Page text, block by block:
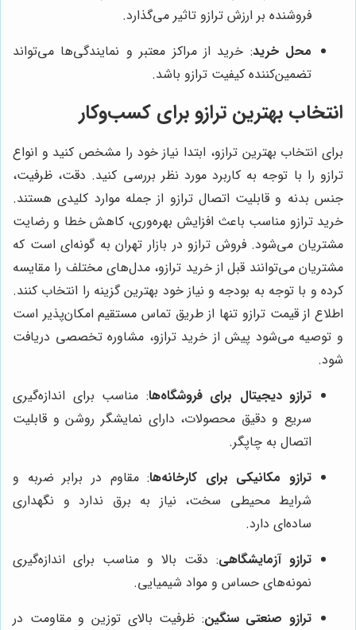
فروشنده بر ارزش ترازو تاثیر می‌گذارد.
محل خرید: خرید از مراکز معتبر و نمایندگی‌ها می‌تواند
تضمین‌کننده کیفیت ترازو باشد.
انتخاب بهترین ترازو برای کسب‌وکار
برای انتخاب بهترین ترازو، ابتدا نیاز خود را مشخص کنید و انواع
ترازو را با توجه به کاربرد مورد نظر بررسی کنید. دقت، ظرفیت،
جنس بدنه و قابلیت اتصال ترازو از جمله موارد کلیدی هستند.
خرید ترازو مناسب باعث افزایش بهره‌وری، کاهش خطا و رضایت
مشتریان می‌شود. فروش ترازو در بازار تهران به گونه‌ای است که
مشتریان می‌توانند قبل از خرید ترازو، مدل‌های مختلف را مقایسه
کرده و با توجه به بودجه و نیاز خود بهترین گزینه را انتخاب کنند.
اطلاع از قیمت ترازو تنها از طریق تماس مستقیم امکان‌پذیر است
و توصیه می‌شود پیش از خرید ترازو، مشاوره تخصصی دریافت
شود.
ترازو دیجیتال برای فروشگاه‌ها: مناسب برای اندازه‌گیری
سریع و دقیق محصولات، دارای نمایشگر روشن و قابلیت
اتصال به چاپگر.
ترازو مکانیکی برای کارخانه‌ها: مقاوم در برابر ضربه و
شرایط محیطی سخت، نیاز به برق ندارد و نگهداری
ساده‌ای دارد.
ترازو آزمایشگاهی: دقت بالا و مناسب برای اندازه‌گیری
نمونه‌های حساس و مواد شیمیایی.
ترازو صنعتی سنگین: ظرفیت بالای توزین و مقاومت در